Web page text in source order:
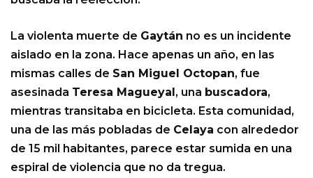
La violenta muerte de Gaytán no es un incidente
aislado en la zona. Hace apenas un año, en las
mismas calles de San Miguel Octopan, fue
asesinada Teresa Magueyal , una buscadora,
mientras transitaba en bicicleta. Esta comunidad,
una de las más pobladas de Celaya con alrededor
de 15 mil habitantes, parece estar sumida en una
espiral de violencia que no da tregua.